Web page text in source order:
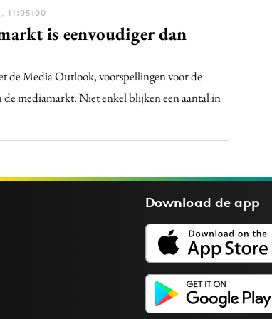
Reputatie & crisis
11:05:00
is eenvoudiger dan
de Media Outlook, voorspellingen voor de
de mediamarkt. Niet enkel blijken een aantal in
Download deapp